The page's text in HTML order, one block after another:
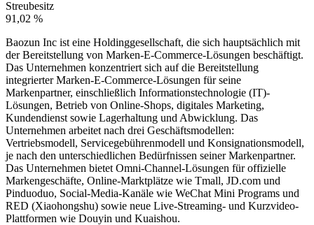
Streubesitz
91,02 %
Baozun Inc ist eine Holdinggesellschaft, die sich hauptsächlich mit
der Bereitstellung von Marken-E-Commerce-Lösungen beschäftigt.
Das Unternehmen konzentriert sich auf die Bereitstellung
integrierter Marken-E-Commerce-Lösungen für seine
Markenpartner, einschließlich Informationstechnologie (IT)-
Lösungen, Betrieb von Online-Shops, digitales Marketing,
Kundendienst sowie Lagerhaltung und Abwicklung. Das
Unternehmen arbeitet nach drei Geschäftsmodellen:
Vertriebsmodell, Servicegebührenmodell und Konsignationsmodell,
je nach den unterschiedlichen Bedürfnissen seiner Markenpartner.
Das Unternehmen bietet Omni-Channel-Lösungen für offizielle
Markengeschäfte, Online-Marktplätze wie Tmall, JD.com und
Pinduoduo, Social-Media-Kanäle wie WeChat Mini Programs und
RED (Xiaohongshu) sowie neue Live-Streaming- und Kurzvideo-
Plattformen wie Douyin und Kuaishou.